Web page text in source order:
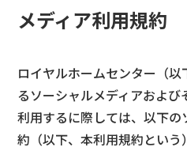
メディア利用規約
ロイヤルホームセンター（
るソーシャルメディアおよ
利用するに際しては、以下
約（以下、本利用規約とい